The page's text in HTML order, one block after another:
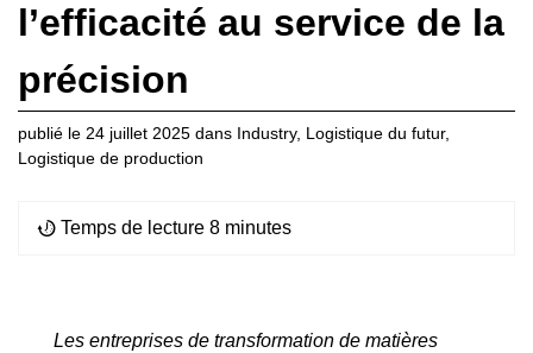
l’efficacité au service de la
précision
publié le 24 juillet 2025 dans Industry, Logistique du futur,
Logistique de production
Temps de lecture 8 minutes
Les entreprises de transformation de matières